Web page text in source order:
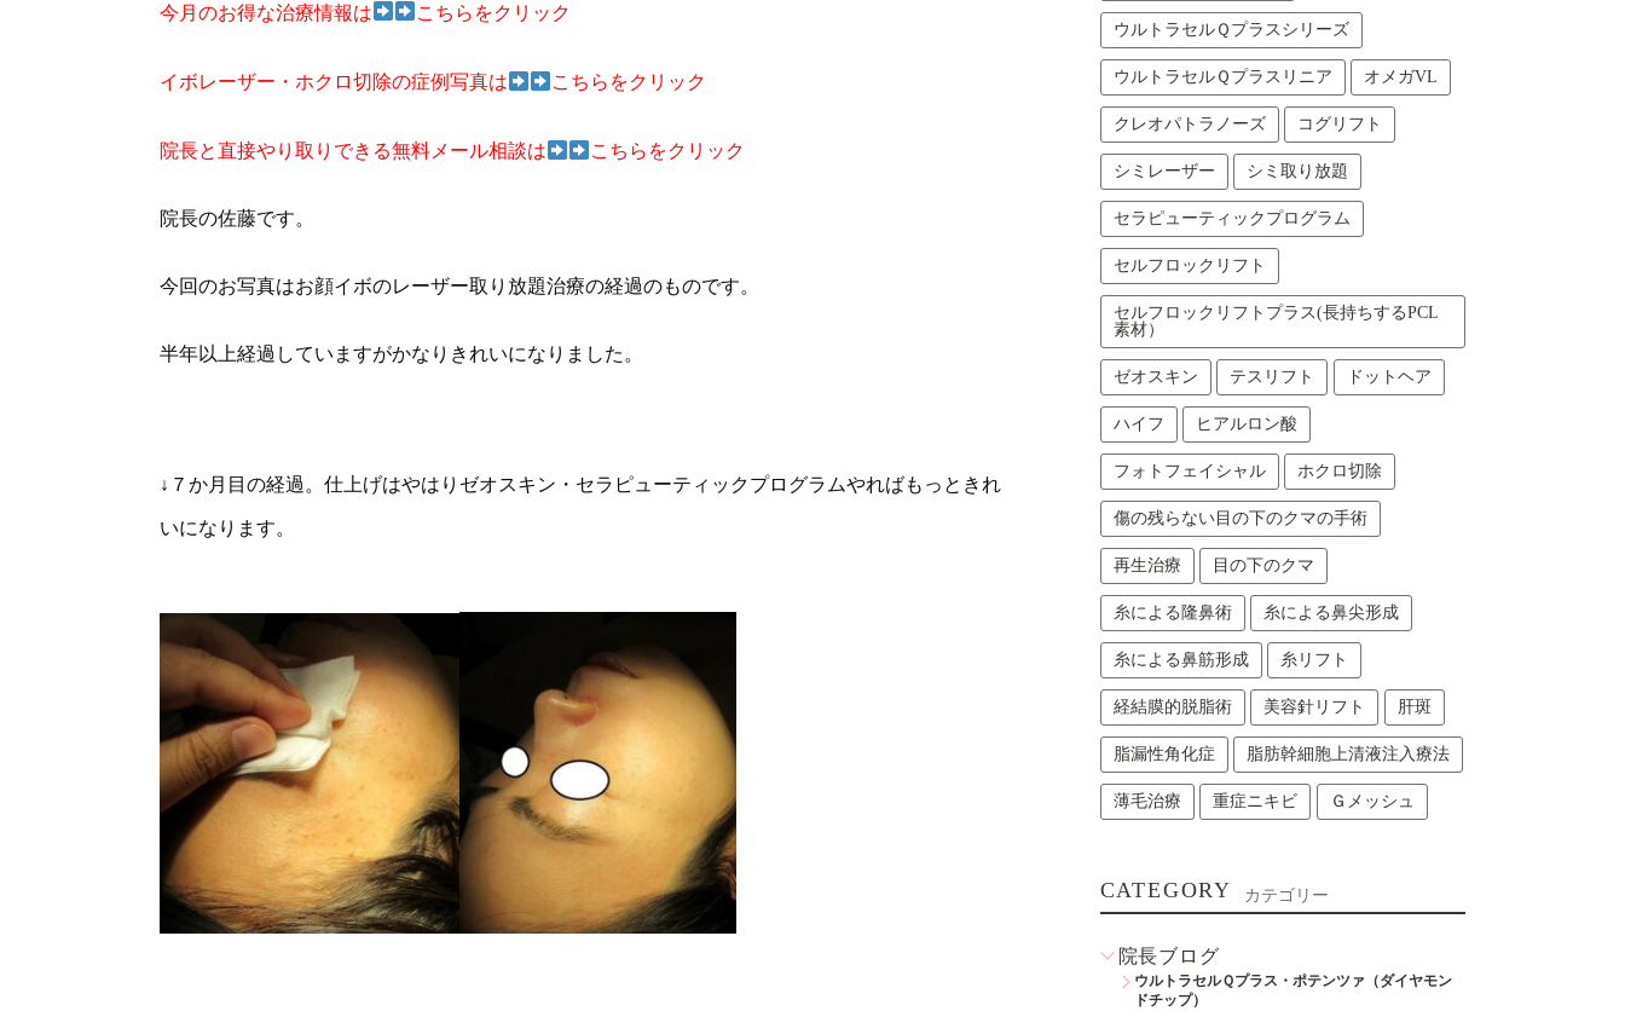
今月のお得な治療情報は こちらをクリック
イボレーザー・ホクロ切除の症例写真は こちらをクリック
院長と直接やり取りできる無料メール相談は こちらをクリック
院長の佐藤です。
今回のお写真はお顔イボのレーザー取り放題治療の経過のものです。
半年以上経過していますがかなりきれいになりました。
↓７か月目の経過。仕上げはやはりゼオスキン・セラピューティックプログラムやればもっときれ
いになります。
ウルトラセルＱプラスシリーズ
ウルトラセルＱプラスリニア オメガVL
クレオパトラノーズ コグリフト
シミレーザー シミ取り放題
セラピューティックプログラム
セルフロックリフト
セルフロックリフトプラス(長持ちするPCL
素材）
ゼオスキン テスリフト ドットヘア
ハイフ ヒアルロン酸
フォトフェイシャル ホクロ切除
傷の残らない目の下のクマの手術
再生治療 目の下のクマ
糸による隆鼻術 糸による鼻尖形成
糸による鼻筋形成 糸リフト
経結膜的脱脂術 美容針リフト 肝斑
脂漏性角化症 脂肪幹細胞上清液注入療法
薄毛治療 重症ニキビ Ｇメッシュ
CATEGORY カテゴリー
院長ブログ
ウルトラセルＱプラス・ポテンツァ（ダイヤモン
ドチップ）